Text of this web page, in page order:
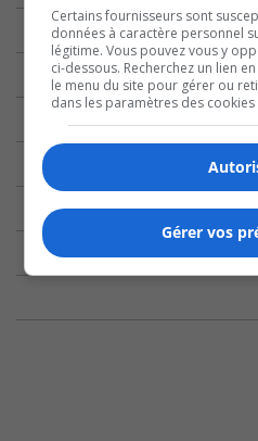
Certains fournisseurs sont
données à caractère personnel
légitime. Vous pouvez vous y
ci-dessous. Recherchez un lien
le menu du site pour gérer ou
dans les paramètres des
Gérer vos